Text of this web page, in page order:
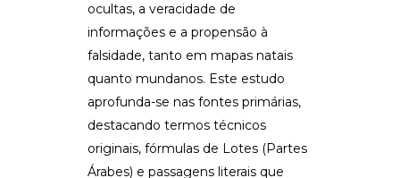
ocultas, a veracidade de
informações e a propensão à
falsidade, tanto em mapas natais
quanto mundanos. Este estudo
aprofunda-se nas fontes primárias,
destacando termos técnicos
originais, fórmulas de Lotes (Partes
Árabes) e passagens literais que